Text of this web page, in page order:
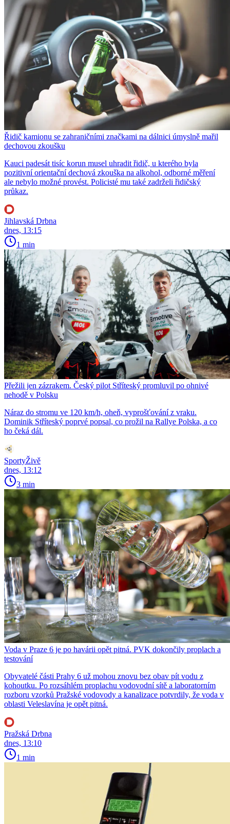
Řidič kamionu se zahraničními značkami na dálnici úmyslně mařil
dechovou zkoušku
Kauci padesát tisíc korun musel uhradit řidič, u kterého byla
pozitivní orientační dechová zkouška na alkohol, odborné měření
ale nebylo možné provést. Policisté mu také zadrželi řidičský
průkaz.
Jihlavská Drbna
dnes, 13:15
1 min
Přežili jen zázrakem. Český pilot Stříteský promluvil po ohnivé
nehodě v Polsku
Náraz do stromu ve 120 km/h, oheň, vyprošťování z vraku.
Dominik Stříteský poprvé popsal, co prožil na Rallye Polska, a co
ho čeká dál.
SportyŽivě
dnes, 13:12
3 min
Voda v Praze 6 je po havárii opět pitná. PVK dokončily proplach a
testování
Obyvatelé části Prahy 6 už mohou znovu bez obav pít vodu z
kohoutku. Po rozsáhlém proplachu vodovodní sítě a laboratorním
rozboru vzorků Pražské vodovody a kanalizace potvrdily, že voda v
oblasti Veleslavína je opět pitná.
Pražská Drbna
dnes, 13:10
1 min